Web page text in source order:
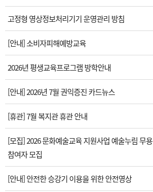
고정형 영상정보처리기기 운영관리 방침
[안내] 소비자피해예방교육
2026년 평생교육프로그램 방학안내
[안내] 2026년 7월 권익증진 카드뉴스
[휴관] 7월 복지관 휴관 안내
[모집] 2026 문화예술교육 지원사업 예술누림 무용
참여자 모집
[안내] 안전한 승강기 이용을 위한 안전영상